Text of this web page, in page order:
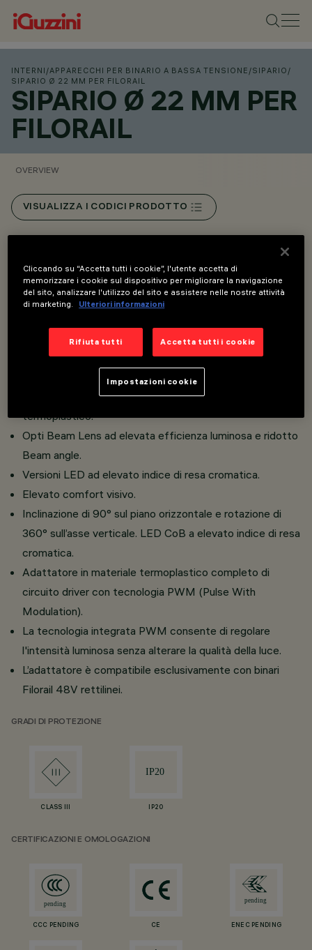
INTERNI /APPARECCHI PER BINARIO A BASSA TENSIONE /SIPARIO /
SIPARIO Ø 22 MM PER FILORAIL
SIPARIO Ø 22 MM PER
FILORAIL
OVERVIEW
VISUALIZZA I CODICI PRODOTTO
Installazione su binario Filorail 48V (16A).
nell’adattatore.
Connessione adattatore a binario senza bisogno di
Realizzato in pressofusione di alluminio e materiale
termoplastico.
Opti Beam Lens ad elevata efficienza luminosa e ridotto
Beam angle.
Versioni LED ad elevato indice di resa cromatica.
Elevato comfort visivo.
Inclinazione di 90° sul piano orizzontale e rotazione di
360° sull’asse verticale. LED CoB a elevato indice di resa
cromatica.
Adattatore in materiale termoplastico completo di
circuito driver con tecnologia PWM (Pulse With
Modulation).
La tecnologia integrata PWM consente di regolare
l'intensità luminosa senza alterare la qualità della luce.
L’adattatore è compatibile esclusivamente con binari
Filorail 48V rettilinei.
GRADI DI PROTEZIONE
CLASS III IP20
CERTIFICAZIONI E OMOLOGAZIONI
CCC PENDING CE ENEC PENDING
Cliccando su “Accetta tutti i cookie”, l'utente accetta di
memorizzare i cookie sul dispositivo per migliorare la navigazione
del sito, analizzare l'utilizzo del sito e assistere nelle nostre attività
di marketing.
Ulteriori informazioni
Rifiuta tutti Accetta tutti i cookie
Impostazioni cookie